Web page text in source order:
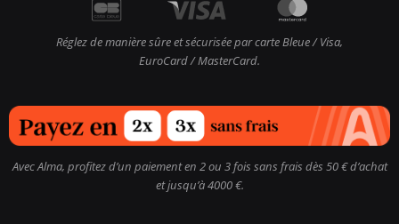
Réglez de manière sûre et sécurisée par carte Bleue / Visa,
EuroCard / MasterCard.
Avec Alma, profitez d’un paiement en 2 ou 3 fois sans frais dès 50 € d’achat
et jusqu’à 4000 €.